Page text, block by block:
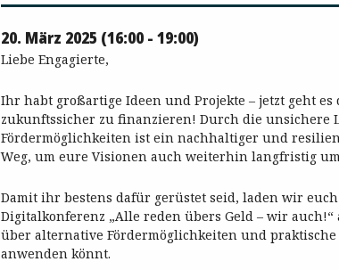
20. März 2025 (16:00 - 19:00)
Liebe Engagierte,
Ihr habt großartige Ideen und Projekte – jetzt geht
zukunftssicher zu finanzieren! Durch die unsichere
Fördermöglichkeiten ist ein nachhaltiger und
Weg, um eure Visionen auch weiterhin langfristig
Damit ihr bestens dafür gerüstet seid, laden wir
Digitalkonferenz „Alle reden übers Geld – wir
über alternative Fördermöglichkeiten und
anwenden könnt.